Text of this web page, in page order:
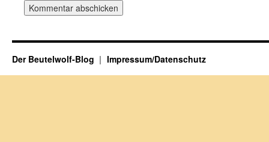
Der Beutelwolf-Blog Impressum/Datenschutz